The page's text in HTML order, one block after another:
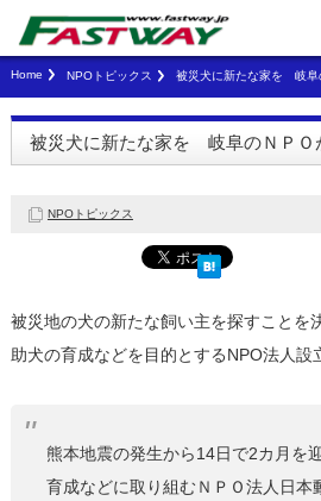
Home NPOトピックス 被災犬に新たな家を 岐阜
被災犬に新たな家を 岐阜のＮＰＯ
NPOトピックス
被災地の犬の新たな飼い主を探すことを
助犬の育成などを目的とするNPO法人設
熊本地震の発生から14日で2カ月を
育成などに取り組むＮＰＯ法人日本